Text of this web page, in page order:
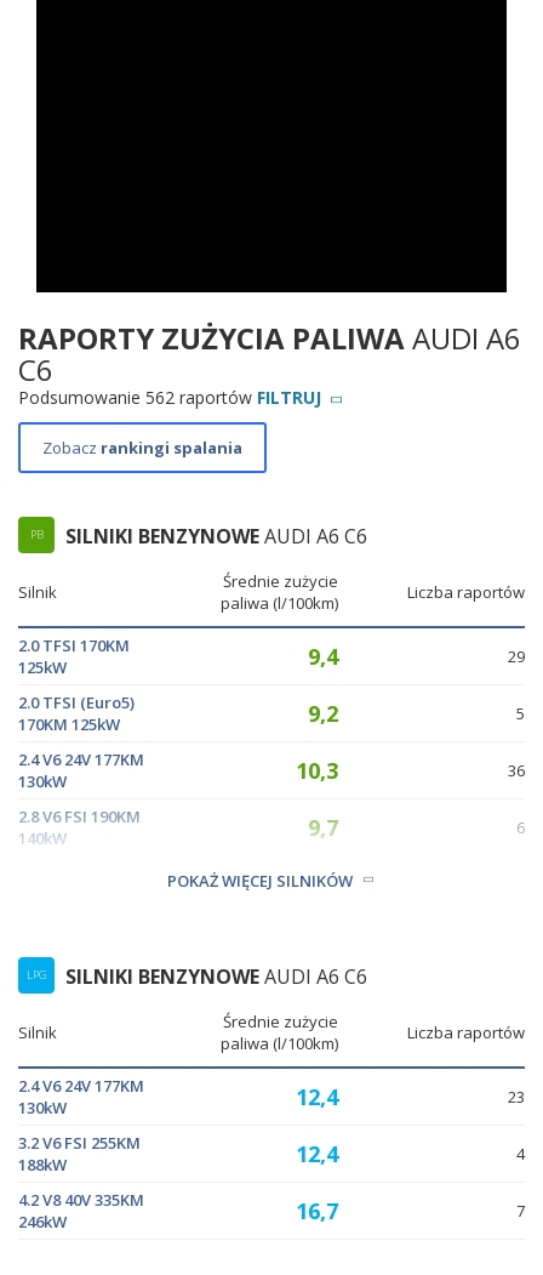
RAPORTY ZUŻYCIA PALIWAAUDI A6
C6
Podsumowanie 562 raportów FILTRUJ
Zobacz rankingi spalania
PB SILNIKI BENZYNOWEAUDI A6 C6
Silnik
Średnie zużycie
paliwa (l/100km)
Liczba raportów
2.0 TFSI 170KM
125kW
9,4 29
2.0 TFSI (Euro5)
170KM 125kW
9,2 5
2.4 V6 24V 177KM
130kW
10,3 36
2.8 V6 FSI 190KM
140kW
9,7 6
12,7
POKAŻ WIĘCEJ SILNIKÓW
LPG SILNIKI BENZYNOWEAUDI A6 C6
Silnik
Średnie zużycie
paliwa (l/100km)
Liczba raportów
2.4 V6 24V 177KM
130kW
12,4 23
3.2 V6 FSI 255KM
188kW
12,4 4
4.2 V8 40V 335KM
246kW
16,7 7